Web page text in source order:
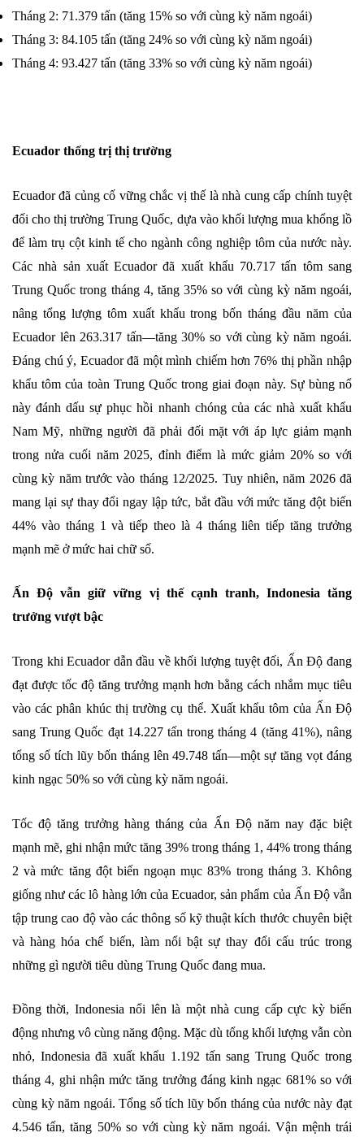
Tháng 2: 71.379 tấn (tăng 15% so với cùng kỳ năm ngoái)
Tháng 3: 84.105 tấn (tăng 24% so với cùng kỳ năm ngoái)
Tháng 4: 93.427 tấn (tăng 33% so với cùng kỳ năm ngoái)
Ecuador thống trị thị trường
Ecuador đã củng cố vững chắc vị thế là nhà cung cấp chính tuyệt
đối cho thị trường Trung Quốc, dựa vào khối lượng mua khổng lồ
để làm trụ cột kinh tế cho ngành công nghiệp tôm của nước này.
Các nhà sản xuất Ecuador đã xuất khẩu 70.717 tấn tôm sang
Trung Quốc trong tháng 4, tăng 35% so với cùng kỳ năm ngoái,
nâng tổng lượng tôm xuất khẩu trong bốn tháng đầu năm của
Ecuador lên 263.317 tấn—tăng 30% so với cùng kỳ năm ngoái.
Đáng chú ý, Ecuador đã một mình chiếm hơn 76% thị phần nhập
khẩu tôm của toàn Trung Quốc trong giai đoạn này. Sự bùng nổ
này đánh dấu sự phục hồi nhanh chóng của các nhà xuất khẩu
Nam Mỹ, những người đã phải đối mặt với áp lực giảm mạnh
trong nửa cuối năm 2025, đỉnh điểm là mức giảm 20% so với
cùng kỳ năm trước vào tháng 12/2025. Tuy nhiên, năm 2026 đã
mang lại sự thay đổi ngay lập tức, bắt đầu với mức tăng đột biến
44% vào tháng 1 và tiếp theo là 4 tháng liên tiếp tăng trưởng
mạnh mẽ ở mức hai chữ số.
Ấn Độ vẫn giữ vững vị thế cạnh tranh, Indonesia tăng
trưởng vượt bậc
Trong khi Ecuador dẫn đầu về khối lượng tuyệt đối, Ấn Độ đang
đạt được tốc độ tăng trưởng mạnh hơn bằng cách nhắm mục tiêu
vào các phân khúc thị trường cụ thể. Xuất khẩu tôm của Ấn Độ
sang Trung Quốc đạt 14.227 tấn trong tháng 4 (tăng 41%), nâng
tổng số tích lũy bốn tháng lên 49.748 tấn—một sự tăng vọt đáng
kinh ngạc 50% so với cùng kỳ năm ngoái.
Tốc độ tăng trưởng hàng tháng của Ấn Độ năm nay đặc biệt
mạnh mẽ, ghi nhận mức tăng 39% trong tháng 1, 44% trong tháng
2 và mức tăng đột biến ngoạn mục 83% trong tháng 3. Không
giống như các lô hàng lớn của Ecuador, sản phẩm của Ấn Độ vẫn
tập trung cao độ vào các thông số kỹ thuật kích thước chuyên biệt
và hàng hóa chế biến, làm nổi bật sự thay đổi cấu trúc trong
những gì người tiêu dùng Trung Quốc đang mua.
Đồng thời, Indonesia nổi lên là một nhà cung cấp cực kỳ biến
động nhưng vô cùng năng động. Mặc dù tổng khối lượng vẫn còn
nhỏ, Indonesia đã xuất khẩu 1.192 tấn sang Trung Quốc trong
tháng 4, ghi nhận mức tăng trưởng đáng kinh ngạc 681% so với
cùng kỳ năm ngoái. Tổng số tích lũy bốn tháng của nước này đạt
4.546 tấn, tăng 50% so với cùng kỳ năm ngoái. Vận mệnh trái